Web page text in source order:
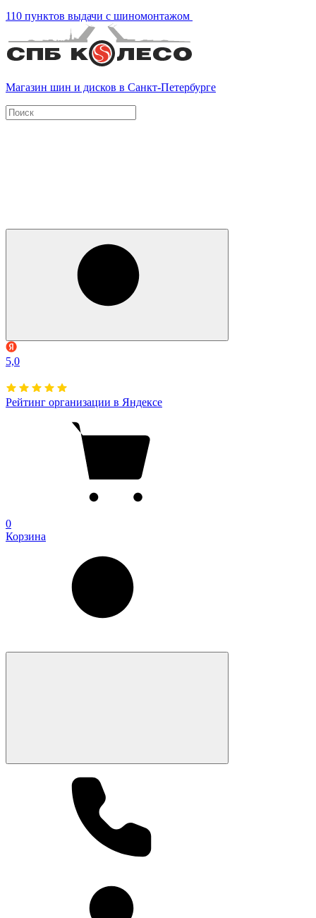
110 пунктов выдачи с шиномонтажом
Магазин шин и дисков в Санкт-Петербурге
5,0
Рейтинг организации в Яндексе
0
Корзина